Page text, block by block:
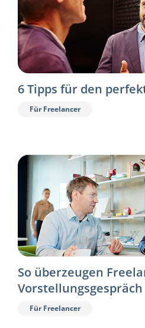
6 Tipps für den
Für Freelancer
So überzeugen
Vorstellungsgespräch
Für Freelancer